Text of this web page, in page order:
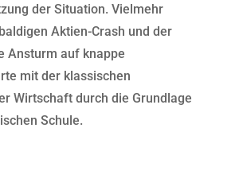
der Situation. Vielmehr
Aktien-Crash und der
Ansturm auf knappe
mit der klassischen
Wirtschaft durch die Grundlage
Schule.